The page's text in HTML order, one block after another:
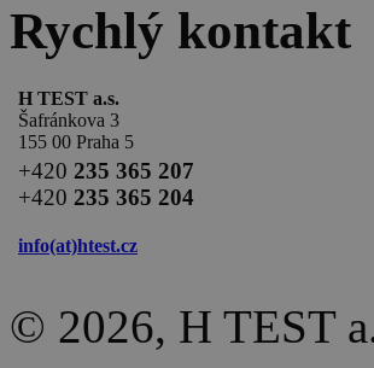
Rychlý kontakt
H TEST a.s.
Šafránkova 3
155 00 Praha 5
+420 235 365 207
+420 235 365 204
info(at)htest.cz
© 2026, H TEST